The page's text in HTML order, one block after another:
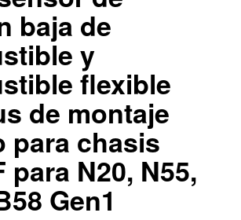
baja de
y
flexible
de montaje
para chasis
para N20, N55,
Gen1